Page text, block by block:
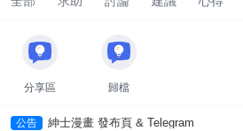
分享區 歸檔
公告 紳士漫畫 發布頁 & Telegram